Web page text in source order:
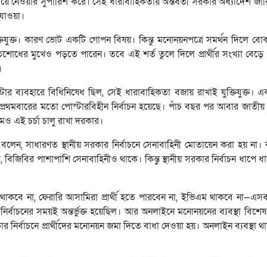
কারণ ভোট একটি গোপন বিষয়। কিন্তু মনোনয়নপত্রে সমর্থন দিলে
মুখেও পড়তে পারেন। তবে এই শর্ত তুলে দিলে প্রার্থীর সংখ্যা বেড়ে
ব্যবহারে বিধিনিষেধ ছিল, সেই ধারাবাহিকতা বজায় রাখাই যুক্তিযুক্ত।
মতো পোস্টারবিহীন নির্বাচন হয়েছে। পাঁচ বছর পর আবার জাতীয়
এই চর্চা চালু রাখা দরকার।
সাধারণত স্থানীয় সরকার নির্বাচনে সেনাবাহিনী মোতায়েন করা হয়
পাশাপাশি সেনাবাহিনীও থাকে। কিন্তু স্থানীয় সরকার নির্বাচন ধাপে
না, ফেরারি আসামিরা প্রার্থী হতে পারবেন না, ইভিএম থাকবে
সময়ই অন্তর্ভুক্ত হয়েছিল। আর অনলাইনে মনোনয়নের ব্যবস্থা বিশেষ
প্রার্থীদের মনোনয়ন জমা দিতে বাধা দেওয়া হয়। অনলাইন